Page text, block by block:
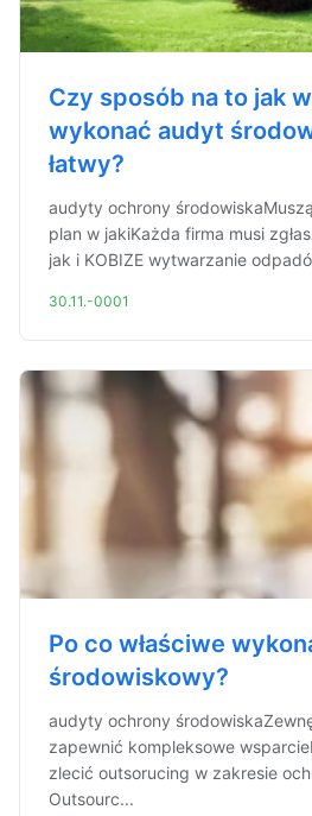
Czy sposób na to jak
wykonać audyt
łatwy?
audyty ochrony
plan w jakiKażda firma musi
jak i KOBIZE wytwarzanie
30.11.-0001
Po co właściwe
środowiskowy?
audyty ochrony
zapewnić kompleksowe
zlecić outsorucing w zakresie
Outsourc...